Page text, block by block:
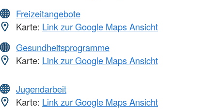
Freizeitangebote
Karte: Link zur Google Maps Ansicht
Gesundheitsprogramme
Karte: Link zur Google Maps Ansicht
Jugendarbeit
Karte: Link zur Google Maps Ansicht